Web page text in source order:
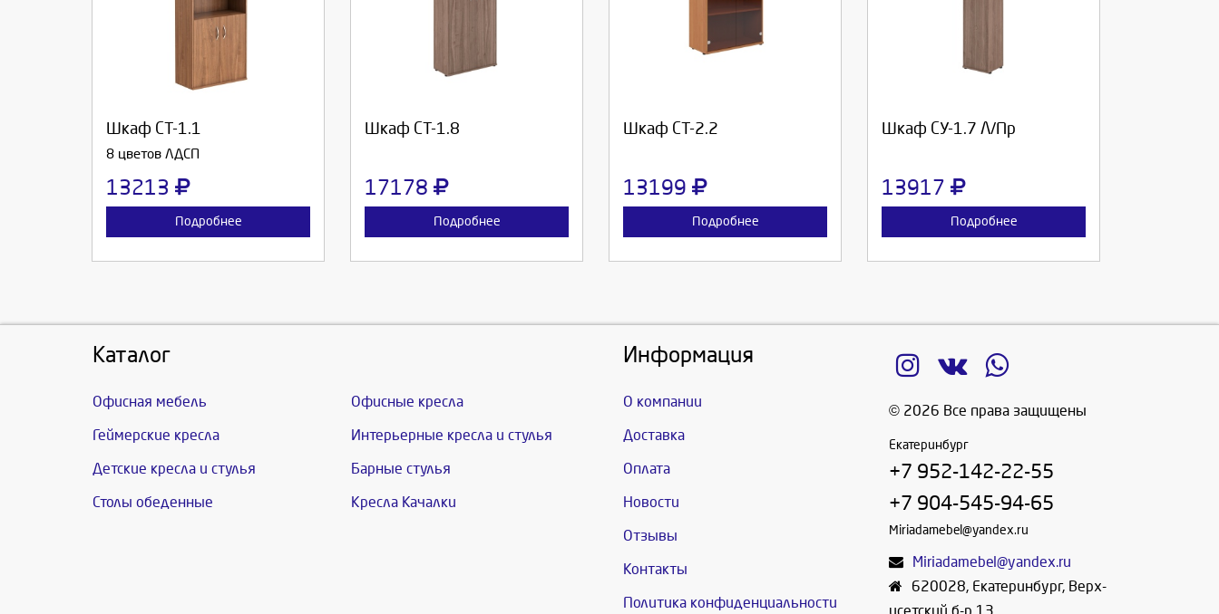
Шкаф СТ-1.1
8 цветов ЛДСП
13213
Подробнее
Выберите количество:
Продолжить
Шкаф СТ-1.8
17178
Подробнее
Шкаф СТ-2.2
13199
Подробнее
Выберите количество:
Шкаф СУ-1.7 Л/Пр
13917
Подробнее
Каталог
Офисная мебель Офисные кресла
Геймерские кресла Интерьерные кресла и стулья
Детские кресла и стулья Барные стулья
Столы обеденные Кресла Качалки
Информация
О компании
Доставка
Оплата
Новости
Отзывы
Контакты
Политика конфиденциальности
© 2026 Все права защищены
Екатеринбург
+7 952-142-22-55
+7 904-545-94-65
Miriadamebel@yandex.ru
Miriadamebel@yandex.ru
620028, Екатеринбург, Верх-
исетский б-р 13